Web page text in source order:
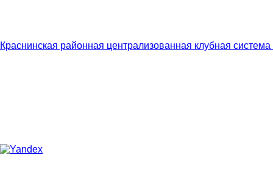
Краснинская районная централизованная клубная